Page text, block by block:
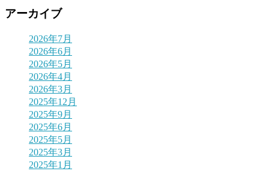
アーカイブ
2026年7月
2026年6月
2026年5月
2026年4月
2026年3月
2025年12月
2025年9月
2025年6月
2025年5月
2025年3月
2025年1月